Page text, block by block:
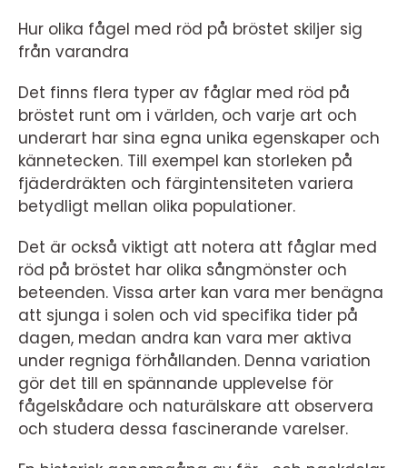
Hur olika fågel med röd på bröstet skiljer sig
från varandra
Det finns flera typer av fåglar med röd på
bröstet runt om i världen, och varje art och
underart har sina egna unika egenskaper och
kännetecken. Till exempel kan storleken på
fjäderdräkten och färgintensiteten variera
betydligt mellan olika populationer.
Det är också viktigt att notera att fåglar med
röd på bröstet har olika sångmönster och
beteenden. Vissa arter kan vara mer benägna
att sjunga i solen och vid specifika tider på
dagen, medan andra kan vara mer aktiva
under regniga förhållanden. Denna variation
gör det till en spännande upplevelse för
fågelskådare och naturälskare att observera
och studera dessa fascinerande varelser.